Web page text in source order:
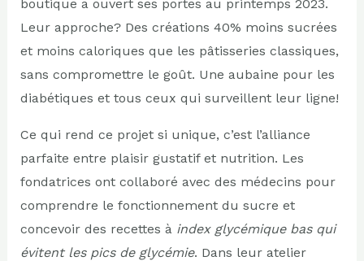
boutique a ouvert ses portes au printemps 2023.
Leur approche? Des créations 40% moins sucrées
et moins caloriques que les pâtisseries classiques,
sans compromettre le goût. Une aubaine pour les
diabétiques et tous ceux qui surveillent leur ligne!
Ce qui rend ce projet si unique, c’est l’alliance
parfaite entre plaisir gustatif et nutrition. Les
fondatrices ont collaboré avec des médecins pour
comprendre le fonctionnement du sucre et
concevoir des recettes à index glycémique bas qui
évitent les pics de glycémie. Dans leur atelier